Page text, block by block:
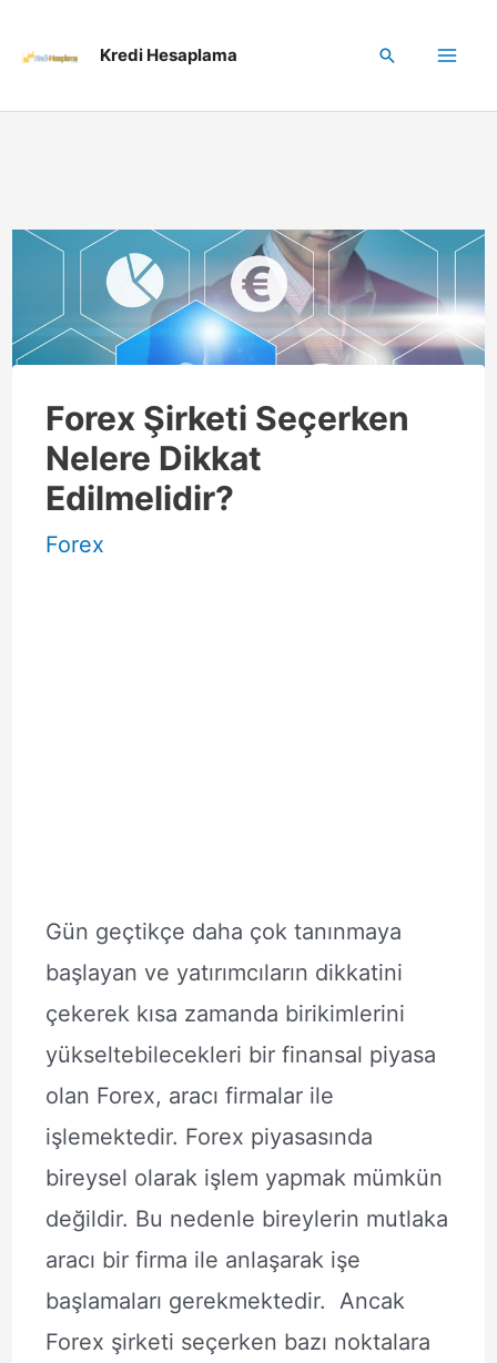
atla
Kredi Hesaplama Arama
Forex Şirketi Seçerken
Nelere Dikkat
Edilmelidir?
Forex
Gün geçtikçe daha çok tanınmaya
başlayan ve yatırımcıların dikkatini
çekerek kısa zamanda birikimlerini
yükseltebilecekleri bir finansal piyasa
olan Forex, aracı firmalar ile
işlemektedir. Forex piyasasında
bireysel olarak işlem yapmak mümkün
değildir. Bu nedenle bireylerin mutlaka
aracı bir firma ile anlaşarak işe
başlamaları gerekmektedir. Ancak
Forex şirketi seçerken bazı noktalara